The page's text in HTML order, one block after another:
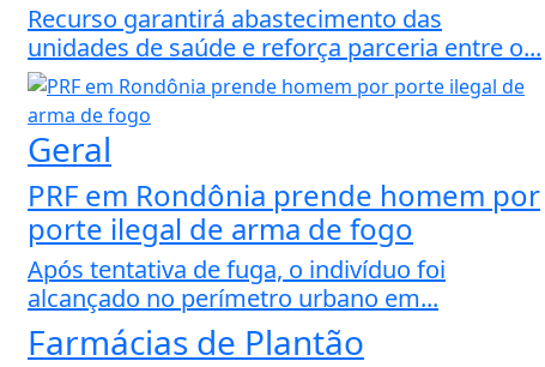
Recurso garantirá abastecimento das
unidades de saúde e reforça parceria entre o...
Geral
PRF em Rondônia prende homem por
porte ilegal de arma de fogo
Após tentativa de fuga, o indivíduo foi
alcançado no perímetro urbano em...
Farmácias de Plantão